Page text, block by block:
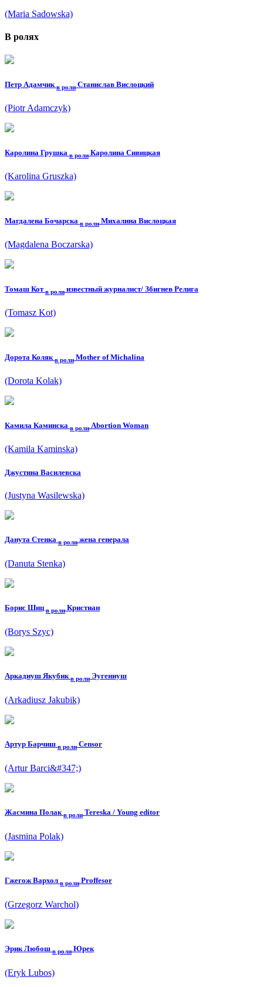
(Maria Sadowska)
В ролях
Петр Адамчик в роли Станислав Вислоцкий
(Piotr Adamczyk)
Каролина Грушка в роли Каролина Сивицкая
(Karolina Gruszka)
Магдалена Бочарска в роли Михалина Вислоцкая
(Magdalena Boczarska)
Томаш Котв роли известный журналист/ Збигнев Релига
(Tomasz Kot)
Дорота Коляк в роли Mother of Michalina
(Dorota Kolak)
Камила Каминска в роли Abortion Woman
(Kamila Kaminska)
Джустина Василевска
(Justyna Wasilewska)
Данута Стенка в роли жена генерала
(Danuta Stenka)
Борис Шиц в роли Кристиан
(Borys Szyc)
Аркадиуш Якубик в роли Эугениуш
(Arkadiusz Jakubik)
Артур Барчиш в роли Censor
(Artur Barci&#347;)
Жасмина Полак в роли Tereska / Young editor
(Jasmina Polak)
Гжегож Вархол в роли Proffesor
(Grzegorz Warchol)
Эрик Любош в роли Юрек
(Eryk Lubos)